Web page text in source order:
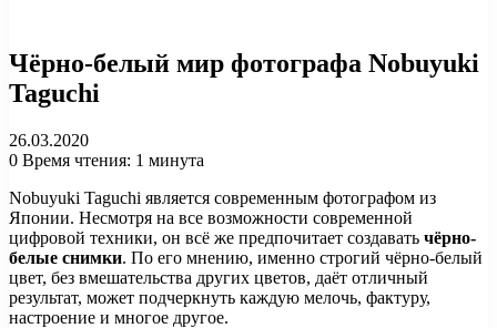
Чёрно-белый мир фотографа Nobuyuki
Taguchi
26.03.2020
0 Время чтения: 1 минута
Nobuyuki Taguchi является современным фотографом из
Японии. Несмотря на все возможности современной
цифровой техники, он всё же предпочитает создавать чёрно-
белые снимки. По его мнению, именно строгий чёрно-белый
цвет, без вмешательства других цветов, даёт отличный
результат, может подчеркнуть каждую мелочь, фактуру,
настроение и многое другое.